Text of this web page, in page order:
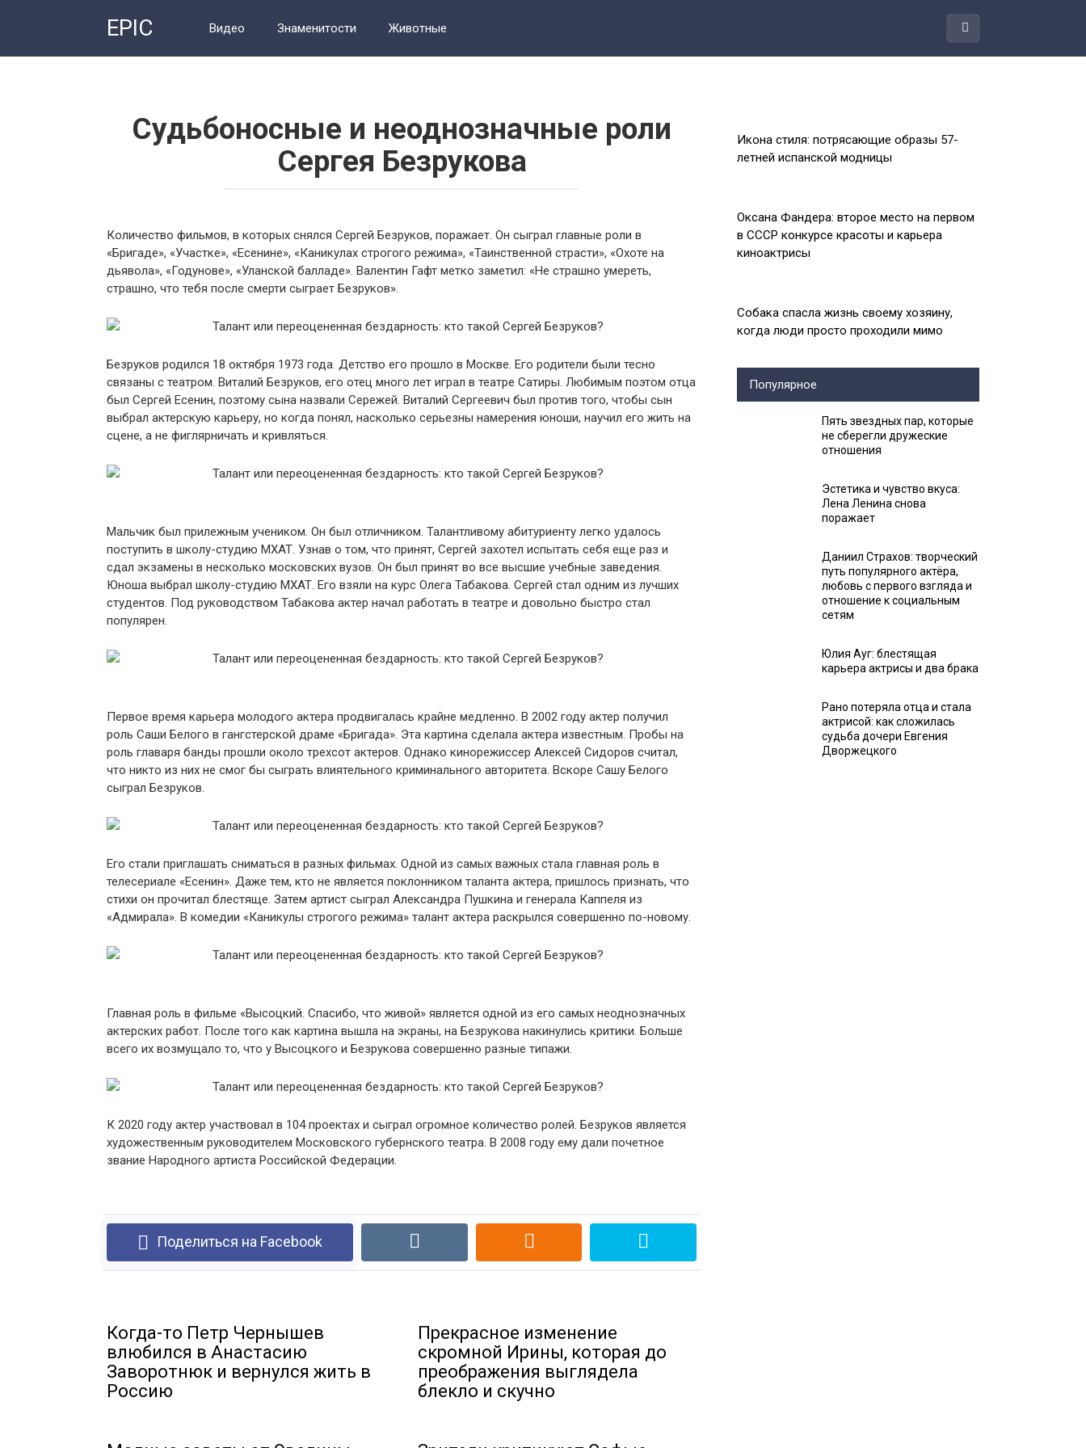
EPIC Видео Знаменитости Животные
Судьбоносные и неоднозначные роли
Сергея Безрукова
Количество фильмов, в которых снялся Сергей Безруков, поражает. Он сыграл главные роли в
«Бригаде», «Участке», «Есенине», «Каникулах строгого режима», «Таинственной страсти», «Охоте на
дьявола», «Годунове», «Уланской балладе». Валентин Гафт метко заметил: «Не страшно умереть,
страшно, что тебя после смерти сыграет Безруков».
Безруков родился 18 октября 1973 года. Детство его прошло в Москве. Его родители были тесно
связаны с театром. Виталий Безруков, его отец много лет играл в театре Сатиры. Любимым поэтом отца
был Сергей Есенин, поэтому сына назвали Сережей. Виталий Сергеевич был против того, чтобы сын
выбрал актерскую карьеру, но когда понял, насколько серьезны намерения юноши, научил его жить на
сцене, а не фиглярничать и кривляться.
Мальчик был прилежным учеником. Он был отличником. Талантливому абитуриенту легко удалось
поступить в школу-студию МХАТ. Узнав о том, что принят, Сергей захотел испытать себя еще раз и
сдал экзамены в несколько московских вузов. Он был принят во все высшие учебные заведения.
Юноша выбрал школу-студию МХАТ. Его взяли на курс Олега Табакова. Сергей стал одним из лучших
студентов. Под руководством Табакова актер начал работать в театре и довольно быстро стал
популярен.
Первое время карьера молодого актера продвигалась крайне медленно. В 2002 году актер получил
роль Саши Белого в гангстерской драме «Бригада». Эта картина сделала актера известным. Пробы на
роль главаря банды прошли около трехсот актеров. Однако кинорежиссер Алексей Сидоров считал,
что никто из них не смог бы сыграть влиятельного криминального авторитета. Вскоре Сашу Белого
сыграл Безруков.
Его стали приглашать сниматься в разных фильмах. Одной из самых важных стала главная роль в
телесериале «Есенин». Даже тем, кто не является поклонником таланта актера, пришлось признать, что
стихи он прочитал блестяще. Затем артист сыграл Александра Пушкина и генерала Каппеля из
«Адмирала». В комедии «Каникулы строгого режима» талант актера раскрылся совершенно по-новому.
Главная роль в фильме «Высоцкий. Спасибо, что живой» является одной из его самых неоднозначных
актерских работ. После того как картина вышла на экраны, на Безрукова накинулись критики. Больше
всего их возмущало то, что у Высоцкого и Безрукова совершенно разные типажи.
К 2020 году актер участвовал в 104 проектах и сыграл огромное количество ролей. Безруков является
художественным руководителем Московского губернского театра. В 2008 году ему дали почетное
звание Народного артиста Российской Федерации.
Поделиться на Facebook
Когда-то Петр Чернышев
влюбился в Анастасию
Заворотнюк и вернулся жить в
Россию
Прекрасное изменение
скромной Ирины, которая до
преображения выглядела
блекло и скучно
Икона стиля: потрясающие образы 57-
летней испанской модницы
Оксана Фандера: второе место на первом
в СССР конкурсе красоты и карьера
киноактрисы
Собака спасла жизнь своему хозяину,
когда люди просто проходили мимо
Популярное
Пять звездных пар, которые
не сберегли дружеские
отношения
Эстетика и чувство вкуса:
Лена Ленина снова
поражает
Даниил Страхов: творческий
путь популярного актёра,
любовь с первого взгляда и
отношение к социальным
сетям
Юлия Ауг: блестящая
карьера актрисы и два брака
Рано потеряла отца и стала
актрисой: как сложилась
судьба дочери Евгения
Дворжецкого